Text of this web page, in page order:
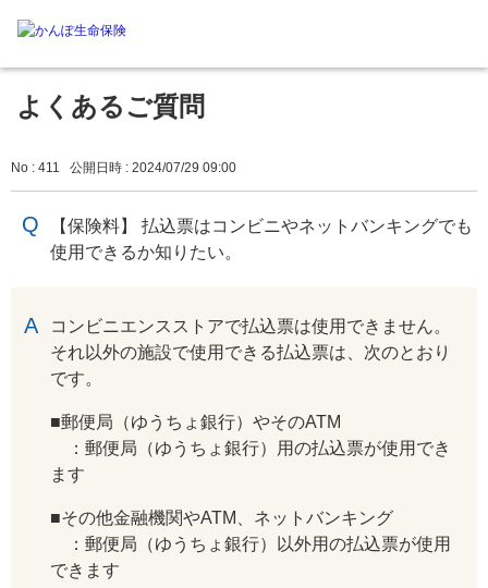
よくあるご質問
No : 411 公開日時 : 2024/07/29 09:00
【保険料】 払込票はコンビニやネットバンキングでも
使用できるか知りたい。
コンビニエンスストアで払込票は使用できません。
それ以外の施設で使用できる払込票は、次のとおり
です。
■郵便局（ゆうちょ銀行）やそのATM
：郵便局（ゆうちょ銀行）用の払込票が使用でき
ます
■その他金融機関やATM、ネットバンキング
：郵便局（ゆうちょ銀行）以外用の払込票が使用
できます